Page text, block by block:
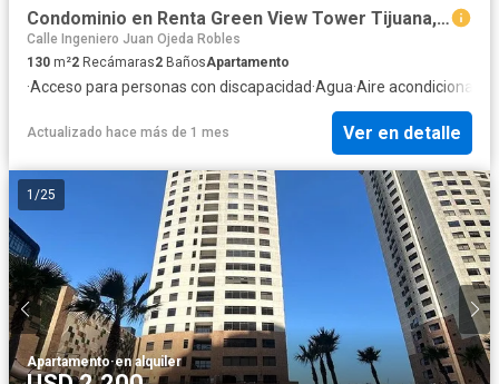
Condominio en Renta Green View Tower Tijuana, Baja California, Mexico.
Calle Ingeniero Juan Ojeda Robles
130 m²2 Recámaras2 BañosApartamento
·Acceso para personas con discapacidad·Agua·Aire acondicionado
Actualizado hace más de 1 mes Ver en detalle
1 /25
Apartamento·en alquiler